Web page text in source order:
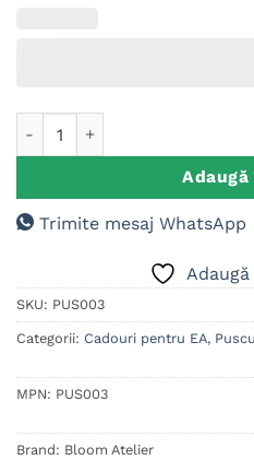
Adaugă
Trimite mesaj WhatsApp
SKU: PUS003
Categorii: Cadouri pentru EA,
MPN: PUS003
Brand: Bloom Atelier